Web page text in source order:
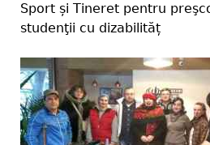
Sport și Tineret pentru
studenţii cu dizabilităț